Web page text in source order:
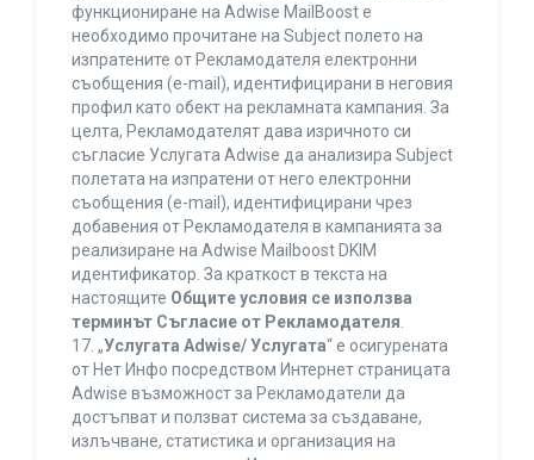
функциониране на Adwise MailBoost е
необходимо прочитане на Subject полето на
изпратените от Рекламодателя електронни
съобщения (e-mail), идентифицирани в неговия
профил като обект на рекламната кампания. За
целта, Рекламодателят дава изричното си
съгласие Услугата Adwise да анализира Subject
полетата на изпратени от него електронни
съобщения (e-mail), идентифицирани чрез
добавения от Рекламодателя в кампанията за
реализиране на Adwise Mailboost DKIM
идентификатор. За краткост в текста на
настоящите Общите условия се използва
терминът Съгласие от Рекламодателя.
17. „Услугата Adwise/ Услугата“ е осигурената
от Нет Инфо посредством Интернет страницата
Adwise възможност за Рекламодатели да
достъпват и ползват система за създаване,
излъчване, статистика и организация на